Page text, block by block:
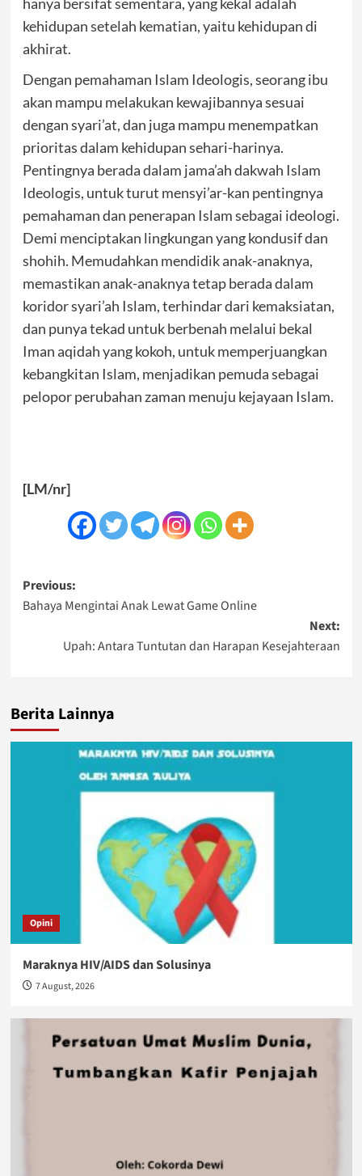
kehidupan setelah kematian, yaitu kehidupan di
akhirat.
Dengan pemahaman Islam Ideologis, seorang ibu
akan mampu melakukan kewajibannya sesuai
dengan syari’at, dan juga mampu menempatkan
prioritas dalam kehidupan sehari-harinya.
Pentingnya berada dalam jama’ah dakwah Islam
Ideologis, untuk turut mensyi’ar-kan pentingnya
pemahaman dan penerapan Islam sebagai ideologi.
Demi menciptakan lingkungan yang kondusif dan
shohih. Memudahkan mendidik anak-anaknya,
memastikan anak-anaknya tetap berada dalam
koridor syari’ah Islam, terhindar dari kemaksiatan,
dan punya tekad untuk berbenah melalui bekal
Iman aqidah yang kokoh, untuk memperjuangkan
kebangkitan Islam, menjadikan pemuda sebagai
pelopor perubahan zaman menuju kejayaan Islam.
[LM/nr]
Post
navigation
Previous:
Bahaya Mengintai Anak Lewat Game Online
Next:
Upah: Antara Tuntutan dan Harapan Kesejahteraan
Berita Lainnya
Opini
Maraknya HIV/AIDS dan Solusinya
7 August, 2026